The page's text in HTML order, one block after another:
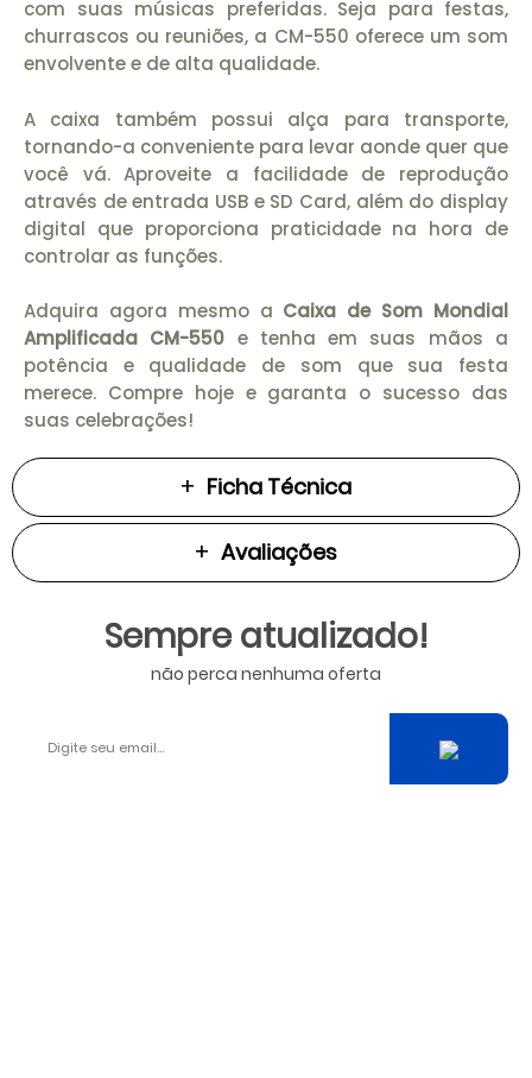
com suas músicas preferidas. Seja para festas,
churrascos ou reuniões, a CM-550 oferece um som
envolvente e de alta qualidade.
A caixa também possui alça para transporte,
tornando-a conveniente para levar aonde quer que
você vá. Aproveite a facilidade de reprodução
através de entrada USB e SD Card, além do display
digital que proporciona praticidade na hora de
controlar as funções.
Adquira agora mesmo a Caixa de Som Mondial
Amplificada CM-550 e tenha em suas mãos a
potência e qualidade de som que sua festa
merece. Compre hoje e garanta o sucesso das
suas celebrações!
Ficha Técnica
Avaliações
Sempre atualizado!
não perca nenhuma oferta